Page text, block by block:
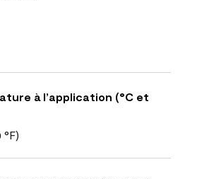
à l’application (°C et
°F)